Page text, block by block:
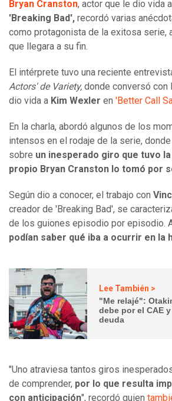
Bryan Cranston, actor que le dio vida a
'Breaking Bad', recordó varias
como protagonista de la exitosa serie,
que llegara a su fin.
El intérprete tuvo una reciente
Actors' de Variety, donde conversó con
dio vida a Kim Wexler en 'Better Call
En la charla, abordó algunos de los
intensos en el rodaje de la serie,
sobre un inesperado giro que tuvo
propio Bryan Cranston lo tomó por
Según dio a conocer, el trabajo con
creador de 'Breaking Bad', se
de los guiones episodio por episodio.
podían saber qué iba a ocurrir en la
Lee También >
"Me relajé":
debe por el CAE
deuda
"Uno atraviesa tantos giros
de comprender, por lo que resulta
con anticipación", recordó quien